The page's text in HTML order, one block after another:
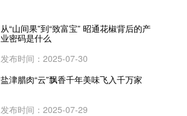
从“山间果”到“致富宝” 昭通花椒背后的产
业密码是什么
发布时间：2025-07-30
盐津腊肉“云”飘香千年美味飞入千万家
发布时间：2025-07-29